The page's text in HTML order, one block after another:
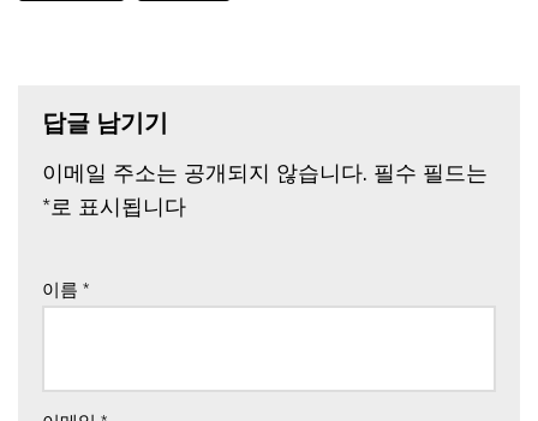
답글 남기기
이메일 주소는 공개되지 않습니다. 필수 필드는
*로 표시됩니다
이름 *